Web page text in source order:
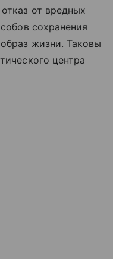
от вредных
сохранения
жизни. Таковы
центра